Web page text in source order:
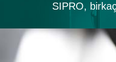
SIPRO,